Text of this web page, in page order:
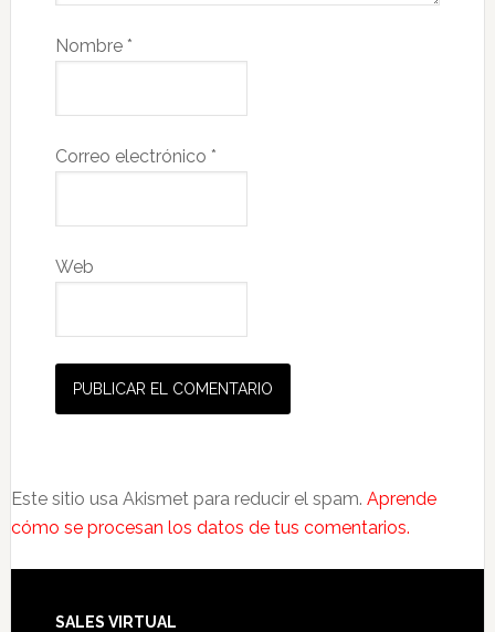
Nombre *
Correo electrónico *
Web
Este sitio usa Akismet para reducir el spam. Aprende
cómo se procesan los datos de tus comentarios.
SALES VIRTUAL